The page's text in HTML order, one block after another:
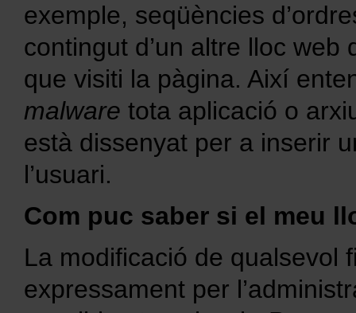
exemple, seqüències
contingut d’un altre lloc
que visiti la pàgina. Així
malware tota aplicació o
està dissenyat per a inserir
l’usuari.
Com puc saber si el meu
La modificació de qualsevol
expressament per